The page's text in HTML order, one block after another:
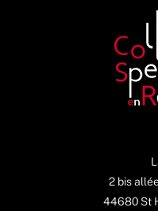
2 bis
44680 St